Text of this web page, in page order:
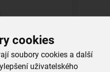
cookies
soubory cookies a další
uživatelského